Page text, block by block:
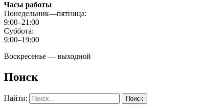
Часы работы
Понедельник—пятница:
9:00–21:00
Суббота:
9:00–19:00
Воскресенье — выходной
Поиск
Найти: